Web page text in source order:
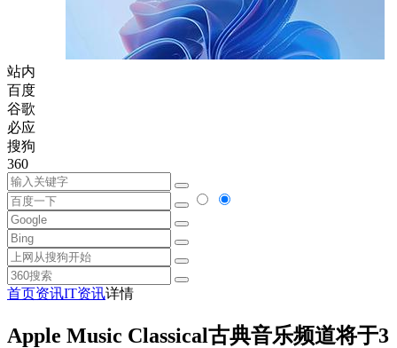
站内
百度
谷歌
必应
搜狗
360
首页资讯IT资讯详情
Apple Music Classical古典音乐频道将于3